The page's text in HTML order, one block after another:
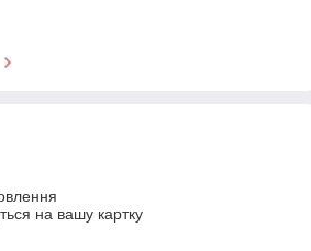
на вашу картку